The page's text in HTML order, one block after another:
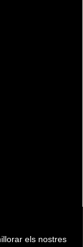
els nostres